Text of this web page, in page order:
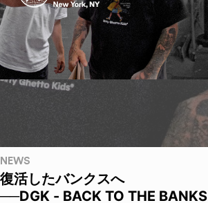
NEWS
復活したバンクスへ
──DGK - BACK TO THE BANKS